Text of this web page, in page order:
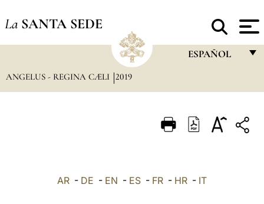
La SANTA SEDE
ESPAÑOL
ITALIANO
ANGELUS - REGINA CÆLI 2019
AR - DE - EN - ES - FR - HR - IT